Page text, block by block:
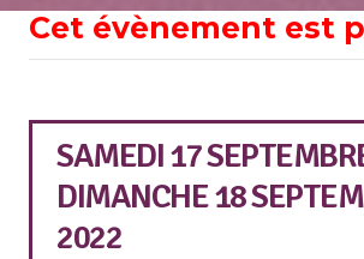
Cet évènement est
SAMEDI 17
DIMANCHE 18
2022